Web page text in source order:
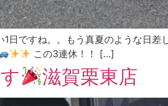
日ですね。。もう真夏のような日
この3連休！！ […]
滋賀栗東店